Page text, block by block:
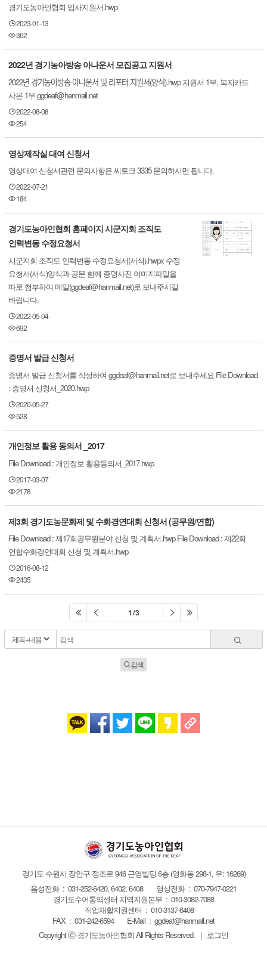
경기도농아인협회 입사지원서.hwp
2023-01-13
362
2022년 경기농아방송 아나운서 모집공고 지원서
2022년 경기농아방송 아나운서 및 리포터 지원서(양식).hwp 지원서 1부, 복지카드
사본 1부 ggdeaf@hanmail.net
2022-08-08
254
영상제작실 대여 신청서
영상대여 신청서관련 문의사항은 씨토크 3335 문의하시면 됩니다.
2022-07-21
184
경기도농아인협회 홈페이지 시군지회 조직도
인력변동 수정요청서
시군지회 조직도 인력변동 수정요청서(서식).hwpx 수정
요청서(서식)양식과 공문 함께 증명사진 이미지파일을
따로 첨부하여 메일(ggdeaf@hanmail.net)로 보내주시길
바랍니다.
2022-05-04
692
증명서 발급 신청서
증명서 발급 신청서를 작성하여 ggdeaf@hanmail.net로 보내주세요 File Download
: 증명서 신청서_2020.hwp
2020-05-27
528
개인정보 활용 동의서 _2017
File Download : 개인정보 활용동의서_2017.hwp
2017-03-07
2178
제3회 경기도농문화제 및 수화경연대회 신청서 (공무원/연합)
File Download : 제17회공무원분야 신청 및 계획서.hwp File Download : 제22회
연합수화경연대회 신청 및 계획서.hwp
2016-08-12
2435
1 / 3
검색
경기도 수원시 장안구 정조로 946 근영빌딩 6층 (영화동 298-1, 우: 16269)
음성전화 : 031-252-6420, 6402, 6408
영상전화 : 070-7947-0221
경기도수어통역센터 지역지원본부 : 010-3082-7088
직업재활지원센터 : 010-3137-6408
FAX : 031-242-6594 E-Mail :ggdeaf@hanmail.net
Copyright ⓒ 경기도농아인협회 All Rights Reserved. | 로그인